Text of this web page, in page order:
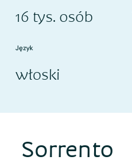
16 tys. osób
Język
włoski
Sorrento